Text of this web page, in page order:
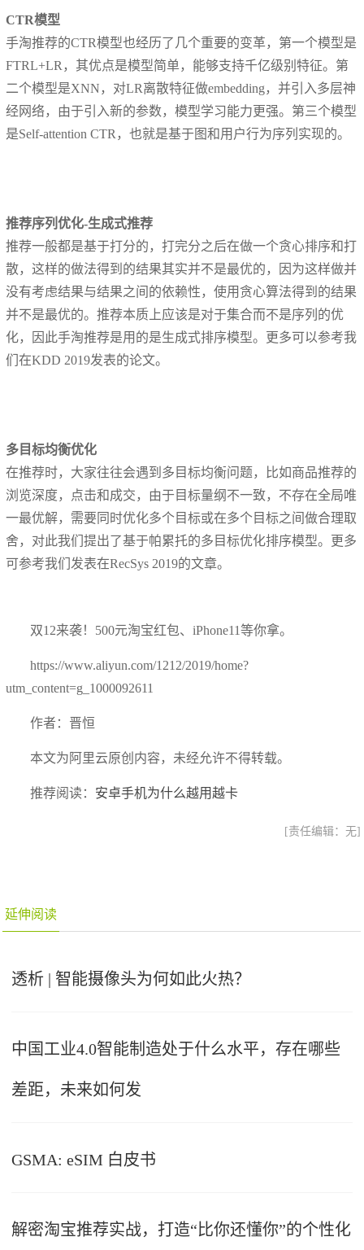
CTR模型
手淘推荐的CTR模型也经历了几个重要的变革，第一个模型是
FTRL+LR，其优点是模型简单，能够支持千亿级别特征。第
二个模型是XNN，对LR离散特征做embedding，并引入多层神
经网络，由于引入新的参数，模型学习能力更强。第三个模型
是Self-attention CTR，也就是基于图和用户行为序列实现的。
推荐序列优化-生成式推荐
推荐一般都是基于打分的，打完分之后在做一个贪心排序和打
散，这样的做法得到的结果其实并不是最优的，因为这样做并
没有考虑结果与结果之间的依赖性，使用贪心算法得到的结果
并不是最优的。推荐本质上应该是对于集合而不是序列的优
化，因此手淘推荐是用的是生成式排序模型。更多可以参考我
们在KDD 2019发表的论文。
多目标均衡优化
在推荐时，大家往往会遇到多目标均衡问题，比如商品推荐的
浏览深度，点击和成交，由于目标量纲不一致，不存在全局唯
一最优解，需要同时优化多个目标或在多个目标之间做合理取
舍，对此我们提出了基于帕累托的多目标优化排序模型。更多
可参考我们发表在RecSys 2019的文章。
双12来袭！500元淘宝红包、iPhone11等你拿。
https://www.aliyun.com/1212/2019/home?
utm_content=g_1000092611
作者：晋恒
本文为阿里云原创内容，未经允许不得转载。
推荐阅读： 安卓手机为什么越用越卡
[责任编辑：无]
延伸阅读
透析 | 智能摄像头为何如此火热？
中国工业4.0智能制造处于什么水平，存在哪些
差距，未来如何发
GSMA: eSIM 白皮书
解密淘宝推荐实战，打造“比你还懂你”的个性化